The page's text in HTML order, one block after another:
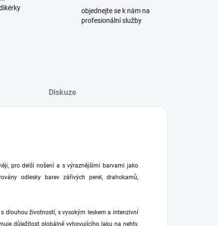
objednejte se k nám na
profesionální služby
Diskuze
pro delší nošení a s výraznějšími barvami jako
odlesky barev zářivých perel, drahokamů,
dlouhou životností, s vysokým leskem a intenzivní
důležitost globálně vyhovujícího laku na nehty,